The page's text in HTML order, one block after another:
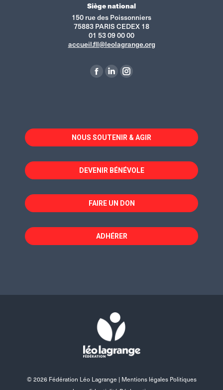
Siège national
150 rue des Poissonniers
75883 PARIS CEDEX 18
01 53 09 00 00
accueil.fll@leolagrange.org
La
dans
une
fenêtre
La
dans
une
fenêtre
La
dans
une
fenêtre
NOUS SOUTENIR & AGIR
DEVENIR BÉNÉVOLE
FAIRE UN DON
ADHÉRER
© 2026 Fédération Léo Lagrange | Mentions légales Politiques